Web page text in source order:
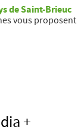
de Saint-Brieuc
vous proposent
+